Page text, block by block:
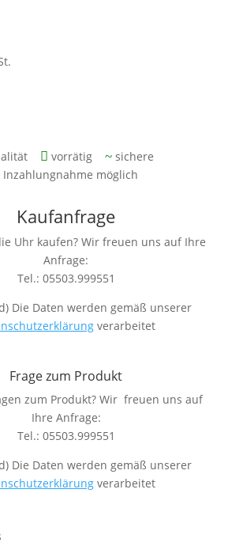
 vorrätig ~sichere
Inzahlungnahme möglich
Kaufanfrage
Uhr kaufen? Wir freuen uns auf Ihre
Anfrage:
Tel.: 05503.999551
Die Daten werden gemäß unserer
verarbeitet
Frage zum Produkt
zum Produkt? Wir freuen uns auf
Ihre Anfrage:
Tel.: 05503.999551
Die Daten werden gemäß unserer
verarbeitet